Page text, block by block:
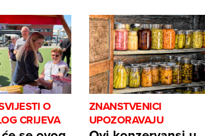
O
CRIJEVA
ZNANSTVENICI
UPOZORAVAJU